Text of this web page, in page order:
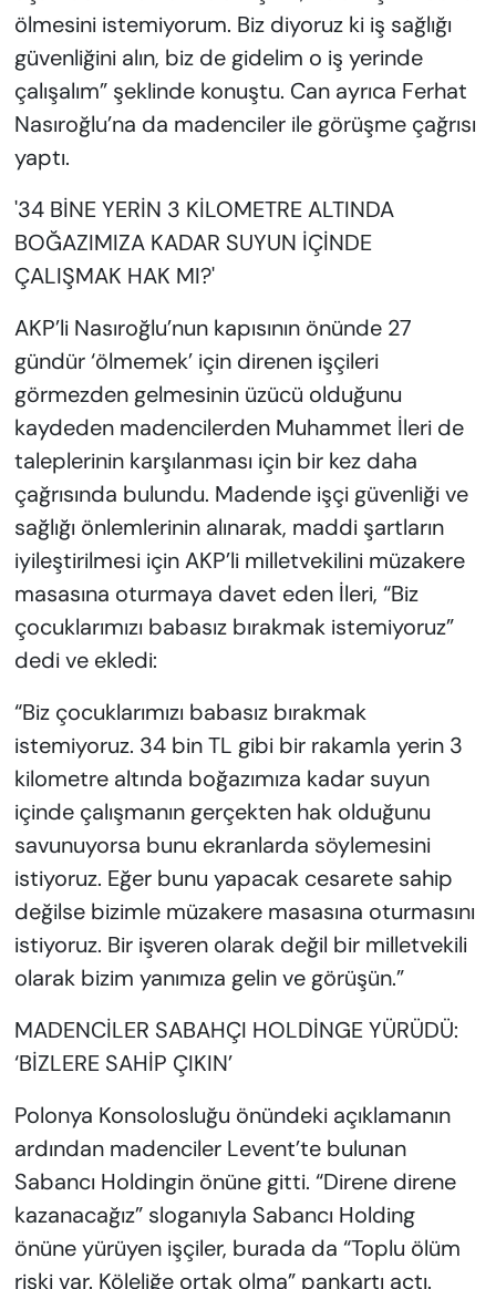
ölmesini istemiyorum. Biz diyoruz ki iş sağlığı
güvenliğini alın, biz de gidelim o iş yerinde
çalışalım” şeklinde konuştu. Can ayrıca Ferhat
Nasıroğlu’na da madenciler ile görüşme çağrısı
yaptı.
'34 BİNE YERİN 3 KİLOMETRE ALTINDA
BOĞAZIMIZA KADAR SUYUN İÇİNDE
ÇALIŞMAK HAK MI?'
AKP’li Nasıroğlu’nun kapısının önünde 27
gündür ‘ölmemek’ için direnen işçileri
görmezden gelmesinin üzücü olduğunu
kaydeden madencilerden Muhammet İleri de
taleplerinin karşılanması için bir kez daha
çağrısında bulundu. Madende işçi güvenliği ve
sağlığı önlemlerinin alınarak, maddi şartların
iyileştirilmesi için AKP’li milletvekilini müzakere
masasına oturmaya davet eden İleri, “Biz
çocuklarımızı babasız bırakmak istemiyoruz”
dedi ve ekledi:
“Biz çocuklarımızı babasız bırakmak
istemiyoruz. 34 bin TL gibi bir rakamla yerin 3
kilometre altında boğazımıza kadar suyun
içinde çalışmanın gerçekten hak olduğunu
savunuyorsa bunu ekranlarda söylemesini
istiyoruz. Eğer bunu yapacak cesarete sahip
değilse bizimle müzakere masasına oturmasını
istiyoruz. Bir işveren olarak değil bir milletvekili
olarak bizim yanımıza gelin ve görüşün.”
MADENCİLER SABAHÇI HOLDİNGE YÜRÜDÜ:
‘BİZLERE SAHİP ÇIKIN’
Polonya Konsolosluğu önündeki açıklamanın
ardından madenciler Levent’te bulunan
Sabancı Holdingin önüne gitti. “Direne direne
kazanacağız” sloganıyla Sabancı Holding
önüne yürüyen işçiler, burada da “Toplu ölüm
riski var. Köleliğe ortak olma” pankartı açtı.